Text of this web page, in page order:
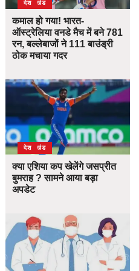
उत्तराखंड
देश
कमाल हो गया! भारत-
ऑस्ट्रेलिया वनडे मैच में बने 781
रन, बल्लेबाजों ने 111 बाउंड्री
ठोक मचाया गदर
उत्तराखंड
देश
क्या एशिया कप खेलेंगे जसप्रीत
बुमराह ? सामने आया बड़ा
अपडेट